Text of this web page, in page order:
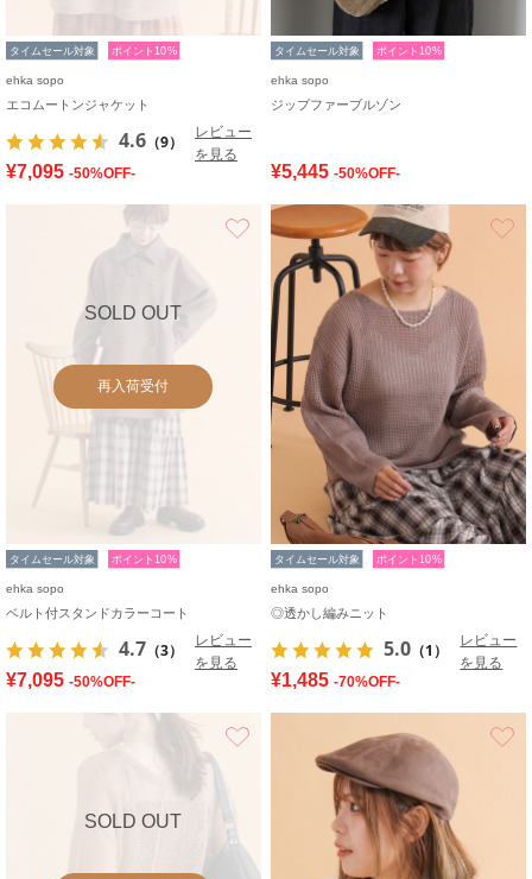
タイムセール対象 ポイント10%
ehka sopo
エコムートンジャケット
4.6 （9）
レビュー
を見る
¥7,095 -50%OFF-
タイムセール対象 ポイント10%
ehka sopo
ジップファーブルゾン
¥5,445 -50%OFF-
SOLD OUT
再入荷受付
お気に入り
タイムセール対象 ポイント10%
ehka sopo
ベルト付スタンドカラーコート
4.7 （3）
レビュー
を見る
¥7,095 -50%OFF-
タイムセール対象 ポイント10%
ehka sopo
◎透かし編みニット
5.0 （1）
レビュー
を見る
¥1,485 -70%OFF-
SOLD OUT